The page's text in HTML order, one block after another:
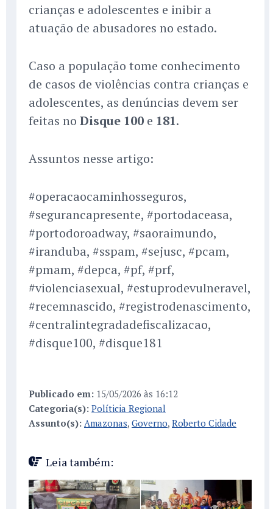
crianças e adolescentes e inibir a
atuação de abusadores no estado.
Caso a população tome conhecimento
de casos de violências contra crianças e
adolescentes, as denúncias devem ser
feitas no Disque 100 e 181.
Assuntos nesse artigo:
#operacaocaminhosseguros,
#segurancapresente, #portodaceasa,
#portodoroadway, #saoraimundo,
#iranduba, #sspam, #sejusc, #pcam,
#pmam, #depca, #pf, #prf,
#violenciasexual, #estuprodevulneravel,
#recemnascido, #registrodenascimento,
#centralintegradadefiscalizacao,
#disque100, #disque181
Publicado em: 15/05/2026 às 16:12
Categoria(s): Políticia Regional
Assunto(s): Amazonas, Governo, Roberto Cidade
Leia também: